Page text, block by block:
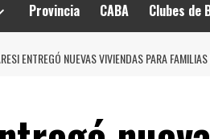
Provincia CABA Clubes de
ENTREGÓ NUEVAS VIVIENDAS PARA